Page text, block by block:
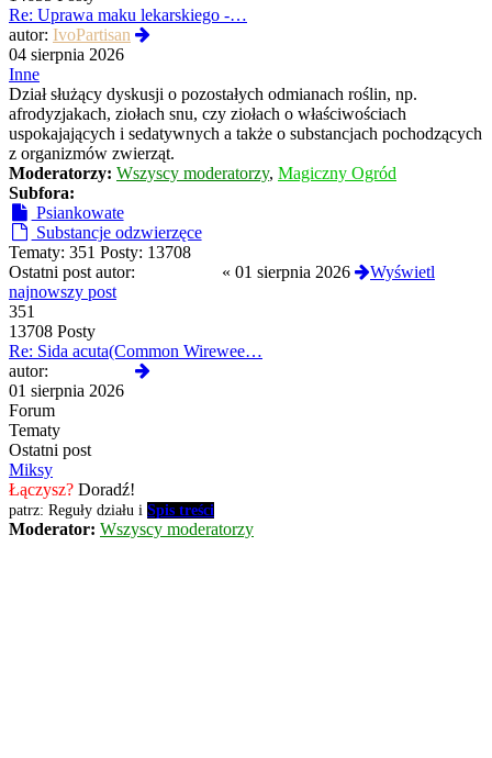
Re: Uprawa maku lekarskiego -…
autor: IvoPartisan
04 sierpnia 2026
Inne
Dział służący dyskusji o pozostałych odmianach roślin, np.
afrodyzjakach, ziołach snu, czy ziołach o właściwościach
uspokajających i sedatywnych a także o substancjach pochodzących
z organizmów zwierząt.
Moderatorzy: Wszyscy moderatorzy, Magiczny Ogród
Subfora:
Psiankowate
Substancje odzwierzęce
Tematy: 351 Posty: 13708
Ostatni post autor:
« 01 sierpnia 2026
Wyświetl
najnowszy post
351
13708 Posty
Re: Sida acuta(Common Wirewee…
autor:
01 sierpnia 2026
Forum
Tematy
Ostatni post
Miksy
Łączysz? Doradź!
patrz: Reguły działu i Spis treści
Moderator: Wszyscy moderatorzy